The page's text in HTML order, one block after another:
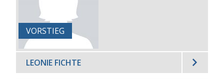
VORSTIEG
LEONIE FICHTE